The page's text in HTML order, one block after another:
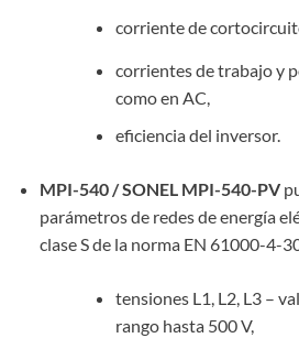
corriente de
corrientes de trabajo y
como en AC,
eficiencia del inversor.
MPI-540 / SONEL MPI-540-PV
parámetros de redes de energía
clase S de la norma EN 61000-4-
tensiones L1, L2, L3 –
rango hasta 500 V,